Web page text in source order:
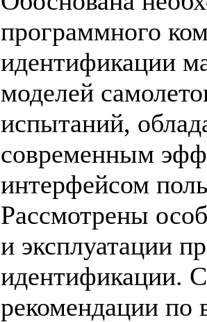
программного
идентификации
моделей
испытаний,
современным
интерфейсом
Рассмотрены
и эксплуатации
идентификации.
рекомендации по